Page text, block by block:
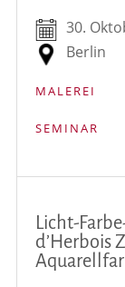
Licht-
d’Herbois
30.
Berlin
MALEREI
SEMINAR